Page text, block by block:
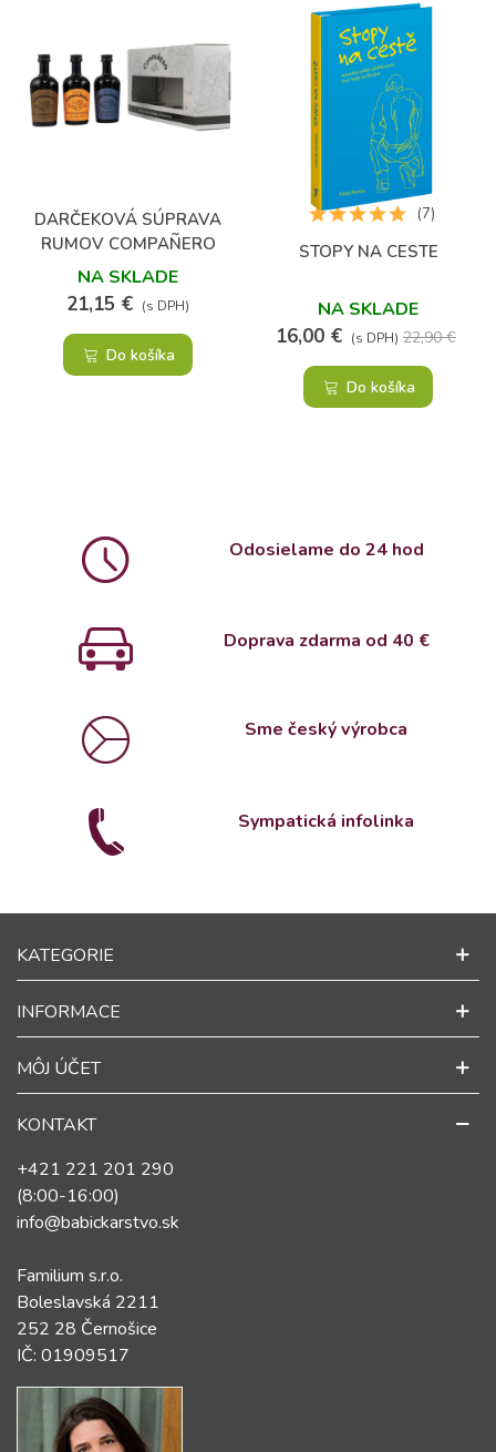
DARČEKOVÁ SÚPRAVA
RUMOV COMPAÑERO
NA SKLADE
21,15 € (s DPH)
Do košíka
STOPY NA CESTE
NA SKLADE
16,00 € (s DPH) 22,90 €
(7)
Do košíka
Odosielame do 24 hod
Doprava zdarma od 40 €
Sme český výrobca
Sympatická infolinka
KATEGORIE
INFORMACE
MÔJ ÚČET
KONTAKT
+421 221 201 290
(8:00-16:00)
info@babickarstvo.sk
Familium s.r.o.
Boleslavská 2211
252 28 Černošice
IČ: 01909517